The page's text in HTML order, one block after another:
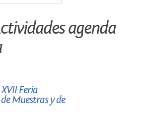
agenda
Feria
Muestras y de